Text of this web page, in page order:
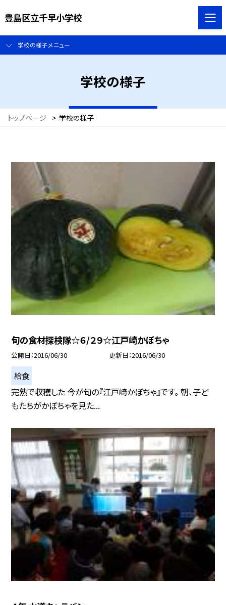
豊島区立千早小学校
学校の様子メニュー
学校の様子
トップページ > 学校の様子
旬の食材探検隊☆６/２９☆江戸崎かぼちゃ
公開日 2016/06/30 更新日 2016/06/30
給食
完熟で収穫した 今が旬の『江戸崎かぼちゃ』です。 朝、子ど
もたちがかぼちゃを見た...